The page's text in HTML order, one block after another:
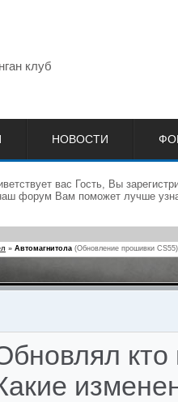
клуб
НОВОСТИ
вас Гость, Вы
форум Вам поможет лучше
» Автомагнитола (Обновление прошивки CS55)